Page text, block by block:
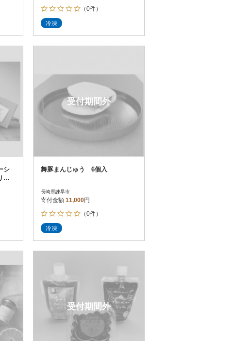
（0件）
冷凍
シ
ー
受付期間外
舞豚まんじゅう 6個入
長崎県諫早市
寄付金額 11,000円
（0件）
冷凍
受付期間外